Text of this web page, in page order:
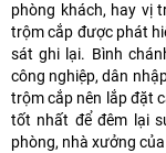
phòng khách, hay vị
trộm cắp được phát
sát ghi lại. Bình
công nghiệp, dân
trộm cắp nên lắp đặt
tốt nhất để đêm lại
phòng, nhà xưởng